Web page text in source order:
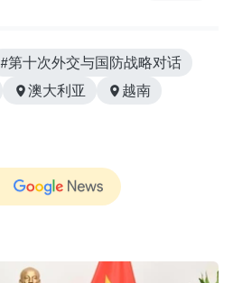
#第十次外交与国防战略对话
澳大利亚 越南